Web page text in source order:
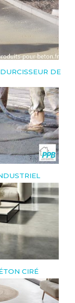
DE
CIRÉ